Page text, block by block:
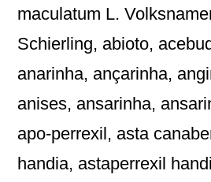
maculatum L.
Schierling, abioto,
anarinha, ançarinha,
anises, ansarinha,
apo-perrexil, asta
handia, astaperrexil